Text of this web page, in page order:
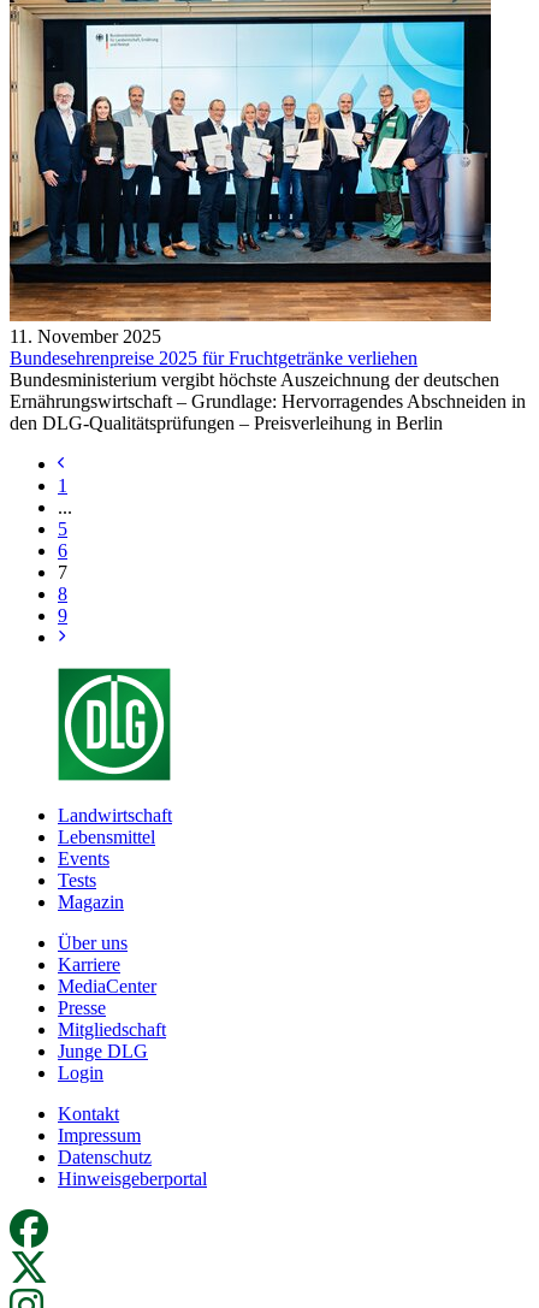
11. November 2025
Bundesehrenpreise 2025 für Fruchtgetränke verliehen
Bundesministerium vergibt höchste Auszeichnung der deutschen
Ernährungswirtschaft – Grundlage: Hervorragendes Abschneiden in
den DLG-Qualitätsprüfungen – Preisverleihung in Berlin
1
...
5
6
7
8
9
Landwirtschaft
Lebensmittel
Events
Tests
Magazin
Über uns
Karriere
MediaCenter
Presse
Mitgliedschaft
Junge DLG
Login
Kontakt
Impressum
Datenschutz
Hinweisgeberportal